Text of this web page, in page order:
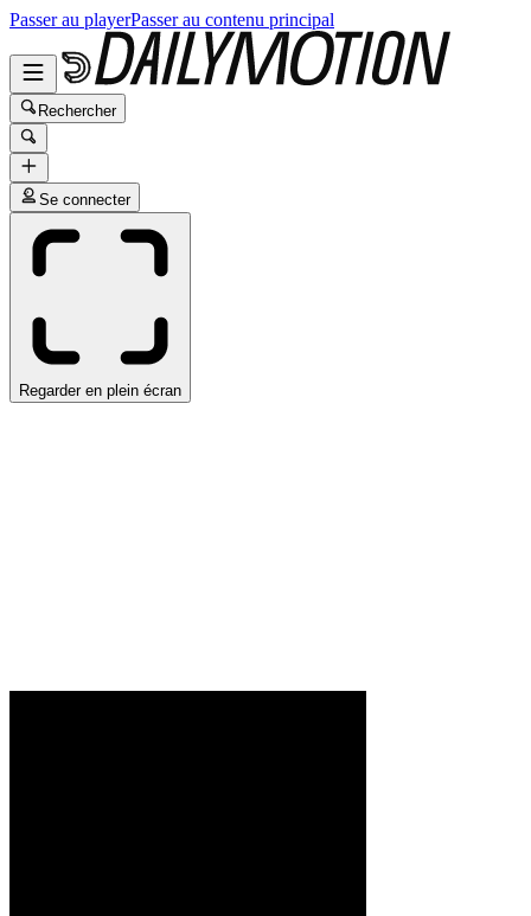
Passer au playerPasser au contenu principal
Rechercher
Se connecter
Regarder en plein écran